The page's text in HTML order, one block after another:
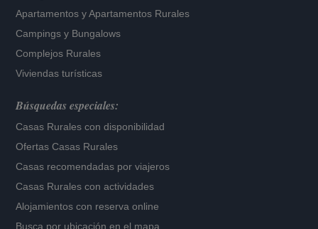
Apartamentos yApartamentos Rurales
Campings y Bungalows
Complejos Rurales
Viviendas turísticas
Búsquedas especiales:
Casas Rurales con disponibilidad
Ofertas Casas Rurales
Casas recomendadas por viajeros
Casas Rurales con actividades
Alojamientos con reserva online
Busca por ubicación en el mapa